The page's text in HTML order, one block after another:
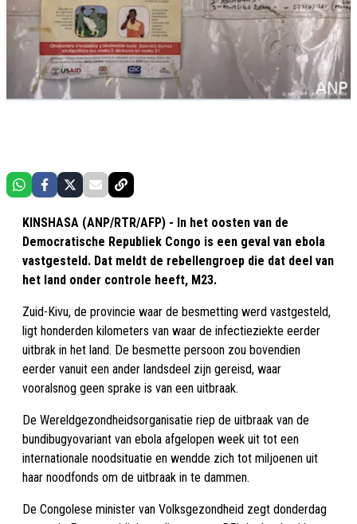
KINSHASA (ANP/RTR/AFP) - In het oosten van de
Democratische Republiek Congo is een geval van ebola
vastgesteld. Dat meldt de rebellengroep die dat deel van
het land onder controle heeft, M23.
Zuid-Kivu, de provincie waar de besmetting werd vastgesteld,
ligt honderden kilometers van waar de infectieziekte eerder
uitbrak in het land. De besmette persoon zou bovendien
eerder vanuit een ander landsdeel zijn gereisd, waar
vooralsnog geen sprake is van een uitbraak.
De Wereldgezondheidsorganisatie riep de uitbraak van de
bundibugyovariant van ebola afgelopen week uit tot een
internationale noodsituatie en wendde zich tot miljoenen uit
haar noodfonds om de uitbraak in te dammen.
De Congolese minister van Volksgezondheid zegt donderdag